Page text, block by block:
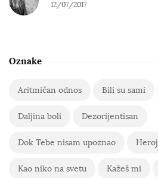
12/07/2017
Oznake
Aritmičan odnos Bili su sami
Daljina boli Dezorijentisan
Dok Tebe nisam upoznao Heroj
Kao niko na svetu Kažeš mi